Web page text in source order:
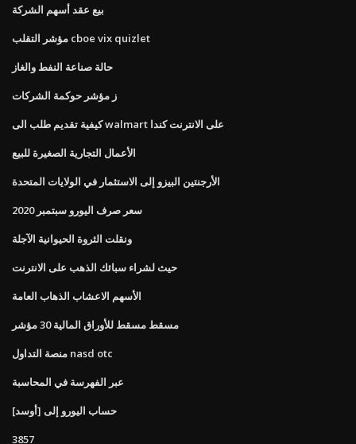
بيع عقد أسهم الشركة
مؤشر التقلب cboe vix quizlet
حالة صناعة النفط والغاز
ز مؤشر حوكمة الشركات
كيفية تقديم طلب الى walmart على الانترنت كندا
الأعمال التجارية الصغيرة للبيع
الأرجنتين البيزو إلى الاستثمار في الولايات المتحدة
سعر صرف اليورو سبتمبر 2020
ونقلت الثروة الحيوانية الآجلة
حيث لشراء سبائك الذهب على الانترنت
الأسهم الاعشاب الذهاب العامة
مسقط مسقط للأوراق المالية 30 مؤشر
منصة التداول nasd otc
عبر الفهرسة في المحاسبة
حساب اليورو إلى [أوسد]
3857